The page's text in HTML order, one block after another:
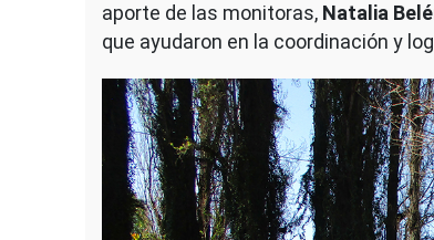
aporte de las monitoras, Natalia
que ayudaron en la coordinación y